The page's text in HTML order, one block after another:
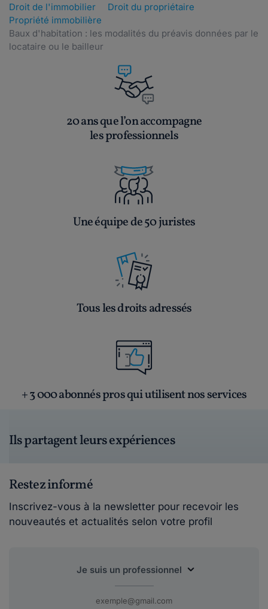
Droit de l'immobilier
Droit du propriétaire
Propriété immobilière
Baux d'habitation : les modalités du préavis données par le
locataire ou le bailleur
20 ans que l’on accompagne
les professionnels
Une équipe de 50 juristes
Tous les droits adressés
+ 3 000 abonnés pros qui utilisent nos services
Ils partagent leurs expériences
Restez informé
Inscrivez-vous à la newsletter pour recevoir les
nouveautés et actualités selon votre profil